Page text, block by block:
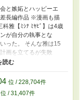
と嫉妬とハッピーエ
長編作品 ※漫画も描
雅【ﾐｼﾅ ﾐﾔﾋﾞ】は4歳
が自分の執事とな
った。 そんな雅は15
画を立てるが失敗
るが―… 20歳差の主
Tac Toe ●第1章●
《テリー
side》/LOVE
位 / 228,704件
位 / 31,407件